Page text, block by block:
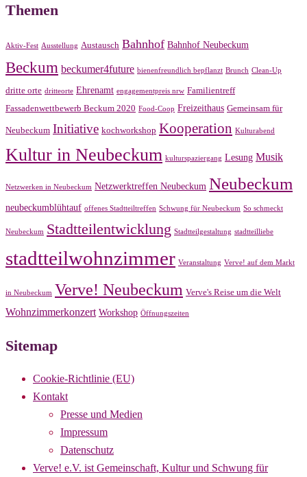
Themen
Aktiv-Fest Ausstellung Austausch Bahnhof Bahnhof Neubeckum
Beckum beckumer4future bienenfreundlich bepflanzt Brunch Clean-Up
dritte orte dritteorte Ehrenamt engagementpreis nrw Familientreff
Fassadenwettbewerb Beckum 2020 Food-Coop Freizeithaus Gemeinsam für
Neubeckum Initiative kochworkshop Kooperation Kulturabend
Kultur in Neubeckum kulturspaziergang Lesung Musik
Netzwerken in Neubeckum Netzwerktreffen Neubeckum Neubeckum
neubeckumblühtauf offenes Stadtteiltreffen Schwung für Neubeckum So schmeckt
Neubeckum Stadtteilentwicklung Stadtteilgestaltung stadtteilliebe
stadtteilwohnzimmer Veranstaltung Verve! auf dem Markt
in Neubeckum Verve! Neubeckum Verve's Reise um die Welt
Wohnzimmerkonzert Workshop Öffnungszeiten
Sitemap
Cookie-Richtlinie (EU)
Kontakt
Presse und Medien
Impressum
Datenschutz
Verve! e.V. ist Gemeinschaft, Kultur und Schwung für